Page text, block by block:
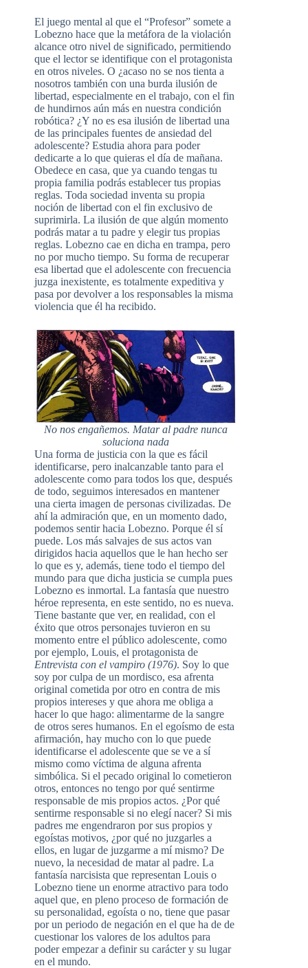
El juego mental al que el “Profesor” somete a
Lobezno hace que la metáfora de la violación
alcance otro nivel de significado, permitiendo
que el lector se identifique con el protagonista
en otros niveles. O ¿acaso no se nos tienta a
nosotros también con una burda ilusión de
libertad, especialmente en el trabajo, con el fin
de hundirnos aún más en nuestra condición
robótica? ¿Y no es esa ilusión de libertad una
de las principales fuentes de ansiedad del
adolescente? Estudia ahora para poder
dedicarte a lo que quieras el día de mañana.
Obedece en casa, que ya cuando tengas tu
propia familia podrás establecer tus propias
reglas. Toda sociedad inventa su propia
noción de libertad con el fin exclusivo de
suprimirla. La ilusión de que algún momento
podrás matar a tu padre y elegir tus propias
reglas. Lobezno cae en dicha en trampa, pero
no por mucho tiempo. Su forma de recuperar
esa libertad que el adolescente con frecuencia
juzga inexistente, es totalmente expeditiva y
pasa por devolver a los responsables la misma
violencia que él ha recibido.
No nos engañemos. Matar al padre nunca
soluciona nada
Una forma de justicia con la que es fácil
identificarse, pero inalcanzable tanto para el
adolescente como para todos los que, después
de todo, seguimos interesados en mantener
una cierta imagen de personas civilizadas. De
ahí la admiración que, en un momento dado,
podemos sentir hacia Lobezno. Porque él sí
puede. Los más salvajes de sus actos van
dirigidos hacia aquellos que le han hecho ser
lo que es y, además, tiene todo el tiempo del
mundo para que dicha justicia se cumpla pues
Lobezno es inmortal. La fantasía que nuestro
héroe representa, en este sentido, no es nueva.
Tiene bastante que ver, en realidad, con el
éxito que otros personajes tuvieron en su
momento entre el público adolescente, como
por ejemplo, Louis, el protagonista de
Entrevista con el vampiro (1976). Soy lo que
soy por culpa de un mordisco, esa afrenta
original cometida por otro en contra de mis
propios intereses y que ahora me obliga a
hacer lo que hago: alimentarme de la sangre
de otros seres humanos. En el egoísmo de esta
afirmación, hay mucho con lo que puede
identificarse el adolescente que se ve a sí
mismo como víctima de alguna afrenta
simbólica. Si el pecado original lo cometieron
otros, entonces no tengo por qué sentirme
responsable de mis propios actos. ¿Por qué
sentirme responsable si no elegí nacer? Si mis
padres me engendraron por sus propios y
egoístas motivos, ¿por qué no juzgarles a
ellos, en lugar de juzgarme a mí mismo? De
nuevo, la necesidad de matar al padre. La
fantasía narcisista que representan Louis o
Lobezno tiene un enorme atractivo para todo
aquel que, en pleno proceso de formación de
su personalidad, egoísta o no, tiene que pasar
por un periodo de negación en el que ha de de
cuestionar los valores de los adultos para
poder empezar a definir su carácter y su lugar
en el mundo.